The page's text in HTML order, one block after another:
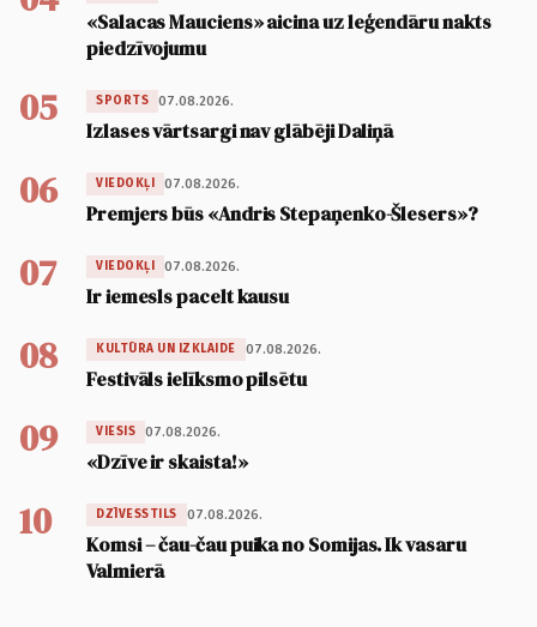
«Salacas Mauciens» aicina uz leģendāru nakts
piedzīvojumu
05 SPORTS 07.08.2026.
Izlases vārtsargi nav glābēji Daliņā
06 VIEDOKĻI 07.08.2026.
Premjers būs «Andris Stepaņenko-Šlesers»?
07 VIEDOKĻI 07.08.2026.
Ir iemesls pacelt kausu
08 KULTŪRA UN IZKLAIDE 07.08.2026.
Festivāls ielīksmo pilsētu
09 VIESIS 07.08.2026.
«Dzīve ir skaista!»
10 DZĪVESSTILS 07.08.2026.
Komsi – čau-čau puika no Somijas. Ik vasaru
Valmierā